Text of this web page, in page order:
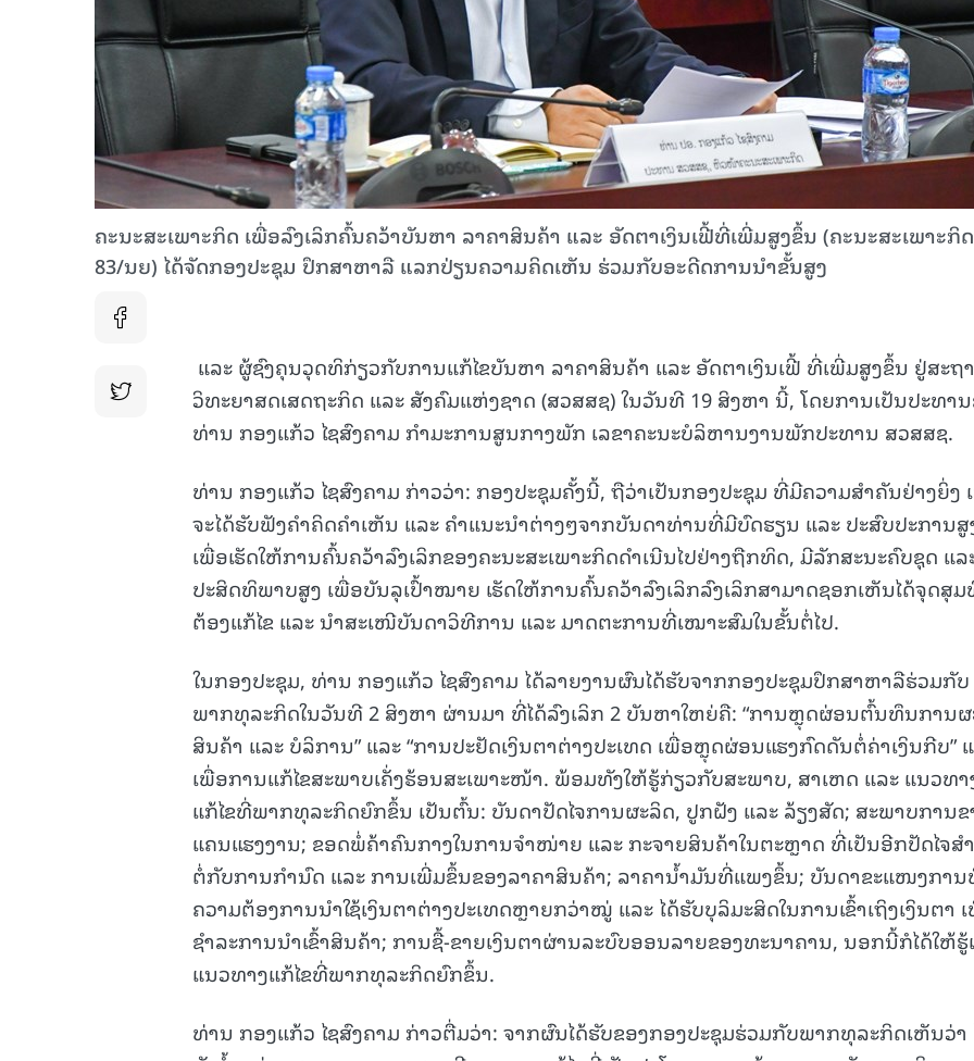
ຄະນະສະເພາະກິດ ເພື່ອລົງເລິກຄົ້ນຄວ້າບັນຫາ ລາຄາສິນຄ້າ ແລະ ອັດຕາເງິນເຟີ້ທີ່ເພີ່ມສູງຂຶ້ນ (ຄະນະສະເພາະກິດ
83/ນຍ) ໄດ້ຈັດກອງປະຊຸມ ປຶກສາຫາລື ແລກປ່ຽນຄວາມຄິດເຫັນ ຮ່ວມກັບອະດີດການນໍາຂັ້ນສູງ
ແລະ ຜູ້ຊົງຄຸນວຸດທິກ່ຽວກັບການແກ້ໄຂບັນຫາ ລາຄາສິນຄ້າ ແລະ ອັດຕາເງິນເຟີ້ ທີ່ເພີ່ມສູງຂຶ້ນ ຢູ່ສະຖ
ວິທະຍາສດເສດຖະກິດ ແລະ ສັງຄົມແຫ່ງຊາດ (ສວສສຊ) ໃນວັນທີ 19 ສິງຫາ ນີ້, ໂດຍການເປັນປະທາ
ທ່ານ ກອງແກ້ວ ໄຊສົງຄາມ ກຳມະການສູນກາງພັກ ເລຂາຄະນະບໍລິຫານງານພັກປະທານ ສວສສຊ.
ທ່ານ ກອງແກ້ວ ໄຊສົງຄາມ ກ່າວວ່າ: ກອງປະຊຸມຄັ້ງນີ້, ຖືວ່າເປັນກອງປະຊຸມ ທີ່ມີຄວາມສຳຄັນຢ່າງຍິ່ງ
ຈະໄດ້ຮັບຟັງຄຳຄິດຄຳເຫັນ ແລະ ຄຳແນະນໍາຕ່າງໆຈາກບັນດາທ່ານທີ່ມີບົດຮຽນ ແລະ ປະສົບປະການສູ
ເພື່ອເຮັດໃຫ້ການຄົ້ນຄວ້າລົງເລິກຂອງຄະນະສະເພາະກິດດຳເນີນໄປຢ່າງຖືກທິດ, ມີລັກສະນະຄົບຊຸດ ແລ
ປະສິດທິພາບສູງ ເພື່ອບັນລຸເປົ້າໝາຍ ເຮັດໃຫ້ການຄົ້ນຄວ້າລົງເລິກລົງເລິກສາມາດຊອກເຫັນໄດ້ຈຸດສຸມ
ຕ້ອງແກ້ໄຂ ແລະ ນຳສະເໜີບັນດາວິທີການ ແລະ ມາດຕະການທີ່ເໝາະສົມໃນຂັ້ນຕໍ່ໄປ.
ໃນກອງປະຊຸມ, ທ່ານ ກອງແກ້ວ ໄຊສົງຄາມ ໄດ້ລາຍງານຜົນໄດ້ຮັບຈາກກອງປະຊຸມປຶກສາຫາລືຮ່ວມກັບ
ພາກທຸລະກິດໃນວັນທີ 2 ສິງຫາ ຜ່ານມາ ທີ່ໄດ້ລົງເລິກ 2 ບັນຫາໃຫຍ່ຄື: “ການຫຼຸດຜ່ອນຕົ້ນທຶນການ
ສິນຄ້າ ແລະ ບໍລິການ” ແລະ “ການປະຢັດເງິນຕາຕ່າງປະເທດ ເພື່ອຫຼຸດຜ່ອນແຮງກົດດັນຕໍ່ຄ່າເງິນກີບ”
ເພື່ອການແກ້ໄຂສະພາບເຄັ່ງຮ້ອນສະເພາະໜ້າ. ພ້ອມທັງໃຫ້ຮູ້ກ່ຽວກັບສະພາບ, ສາເຫດ ແລະ ແນວທາ
ແກ້ໄຂທີ່ພາກທຸລະກິດຍົກຂຶ້ນ ເປັນຕົ້ນ: ບັນດາປັດໄຈການຜະລິດ, ປູກຝັງ ແລະ ລ້ຽງສັດ; ສະພາບການຂ
ແຄນແຮງງານ; ຂອດພໍ່ຄ້າຄົນກາງໃນການຈໍາໜ່າຍ ແລະ ກະຈາຍສິນຄ້າໃນຕະຫຼາດ ທີ່ເປັນອີກປັດໄຈສໍ
ຕໍ່ກັບການກຳນົດ ແລະ ການເພີ່ມຂຶ້ນຂອງລາຄາສິນຄ້າ; ລາຄານໍ້າມັນທີ່ແພງຂຶ້ນ; ບັນດາຂະແໜງກາ
ຄວາມຕ້ອງການນຳໃຊ້ເງິນຕາຕ່າງປະເທດຫຼາຍກວ່າໝູ່ ແລະ ໄດ້ຮັບບຸລິມະສິດໃນການເຂົ້າເຖິງເງິນຕາ
ຊໍາລະການນຳເຂົ້າສິນຄ້າ; ການຊື້-ຂາຍເງິນຕາຜ່ານລະບົບອອນລາຍຂອງທະນາຄານ, ນອກນີ້ກໍໄດ້ໃຫ້ຮູ້
ແນວທາງແກ້ໄຂທີ່ພາກທຸລະກິດຍົກຂຶ້ນ.
ທ່ານ ກອງແກ້ວ ໄຊສົງຄາມ ກ່າວຕື່ມວ່າ: ຈາກຜົນໄດ້ຮັບຂອງກອງປະຊຸມຮ່ວມກັບພາກທຸລະກິດເຫັນວ່າ
15.040(07-08-